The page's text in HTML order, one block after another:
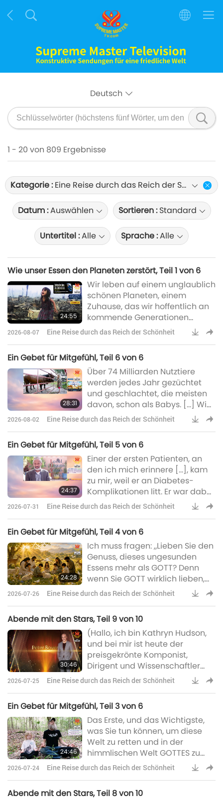
Deutsch
1 - 20 von 809 Ergebnisse
Kategorie :Eine Reise durch das Reich der Schönheit
Datum :Auswählen Sortieren :Standard
Untertitel :Alle Sprache :Alle
Wie unser Essen den Planeten zerstört, Teil 1 von 6
24:55
Wir leben auf einem unglaublich
schönen Planeten, einem
Zuhause, das wir hoffentlich an
kommende Generationen
weitergeben werden. Doch mit
jedem Jahr wird es zunehmend
welche Art Welt wir hinterlassen.
2026-08-07 Eine Reise durch das Reich der Schönheit
Ein Gebet für Mitgefühl, Teil 6 von 6
28:31
Über 74 Milliarden Nutztiere
werden jedes Jahr gezüchtet
und geschlachtet, die meisten
davon, schon als Babys. […] Wie
lange können wir noch
2026-08-02 Eine Reise durch das Reich der Schönheit
Ein Gebet für Mitgefühl, Teil 5 von 6
24:37
Einer der ersten Patienten, an
den ich mich erinnere […], kam
zu mir, weil er an Diabetes-
Komplikationen litt. Er war dabei,
sein Augenlicht zu verlieren. Und
als ich ihm vorschlug, komplett
sank sein Blutzucker innerhalb
von zwei Wochen und sein
Augenlicht kehrte zurück.
2026-07-31 Eine Reise durch das Reich der Schönheit
Ein Gebet für Mitgefühl, Teil 4 von 6
24:28
Ich muss fragen: „Lieben Sie den
Genuss, dieses ungesunden
Essens mehr als GOTT? Denn
wenn Sie GOTT wirklich lieben,
würden Sie tun, was ER von uns
verlangt, nämlich sich pflanzlich
2026-07-26 Eine Reise durch das Reich der Schönheit
Abende mit den Stars, Teil 9 von 10
30:46
(Hallo, ich bin Kathryn Hudson,
und bei mir ist heute der
preisgekrönte Komponist,
Dirigent und Wissenschaftler
Peter Boyer zu Gast, der am
Benefizkonzert „Eine Welt … des
Auditorium mitwirkt.
Willkommen, Peter. Vielen Dank,
dass Sie hier sind.) Danke. Es
freut mich, hier zu sein. […](Als
Sie das Gedicht der Suma
(Höchsten Meisterin) Ching Hai
2026-07-25 Eine Reise durch das Reich der Schönheit
Ein Gebet für Mitgefühl, Teil 3 von 6
24:46
Das Erste, und das Wichtigste,
was Sie tun können, um diese
Welt zu retten und in der
himmlischen Welt GOTTES zu
leben, beginnt auf Ihrem Teller.
2026-07-24 Eine Reise durch das Reich der Schönheit
Abende mit den Stars, Teil 8 von 10